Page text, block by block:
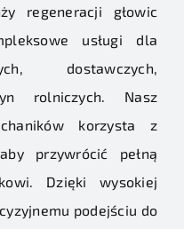
regeneracji głowic
usługi dla
dostawczych,
rolniczych. Nasz
korzysta z
przywrócić pełną
Dzięki wysokiej
podejściu do